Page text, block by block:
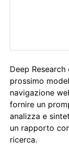
Deep
prossimo
navigazione
fornire un
analizza e
un rapporto
ricerca.